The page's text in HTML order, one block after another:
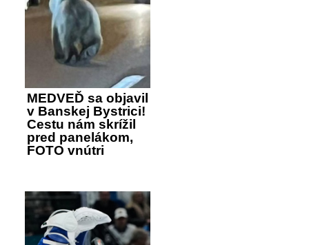
MEDVEĎ sa objavil
v Banskej Bystrici!
Cestu nám skrížil
pred panelákom,
FOTO vnútri